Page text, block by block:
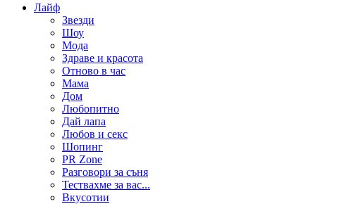
Лайф
Звезди
Шоу
Мода
Здраве и красота
Отново в час
Мама
Дом
Любопитно
Дай лапа
Любов и секс
Шопинг
PR Zone
Разговори за съня
Тествахме за вас...
Вкусотии